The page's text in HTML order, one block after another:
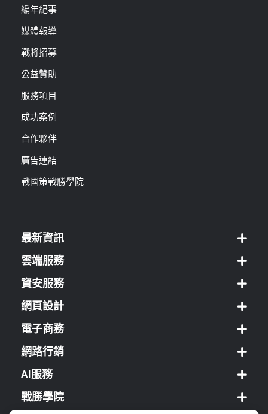
編年紀事
媒體報導
戰將招募
公益贊助
服務項目
成功案例
合作夥伴
廣告連結
戰國策戰勝學院
最新資訊
雲端服務
資安服務
網頁設計
電子商務
網路行銷
AI服務
戰勝學院